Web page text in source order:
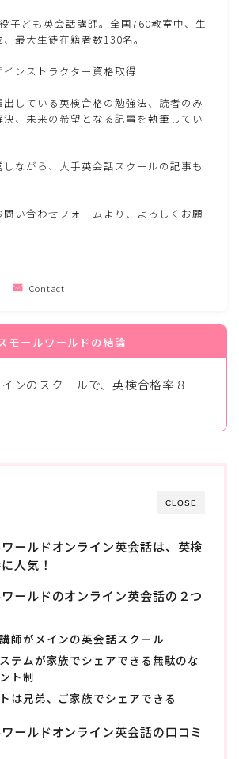
英会話講師が解説する中学生で急に成績
が上がる勉強法のコツとは
ディア運営者 / 子ども英会話講師
役子ども英会話講師。全国760教室
国１位、最大生徒在籍者数130名。
インストラクター資格取得
。
があれば、お気軽にお知らせください。
子ども英会話講師。全国760教室中、生
最大生徒在籍者数130名。
ンストラクター資格取得
している英検合格の勉強法、読者のみ
、未来の希望となる記事を執筆してい
ながら、大手英会話スクールの記事も
い合わせフォームより、よろしくお願
Contact
モールワールドの結論
ンのスクールで、英検合格率８
CLOSE
ールドオンライン英会話は、英検
人気！
ールドのオンライン英会話の２つ
師がメインの英会話スクール
テムが家族でシェアできる無駄のな
ト制
は兄弟、ご家族でシェアできる
ールドオンライン英会話の口コミ